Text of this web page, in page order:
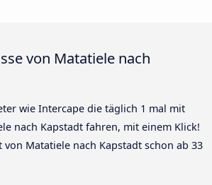
von Matatiele nach
wie Intercape die täglich 1 mal mit
nach Kapstadt fahren, mit einem Klick!
von Matatiele nach Kapstadt schon ab 33